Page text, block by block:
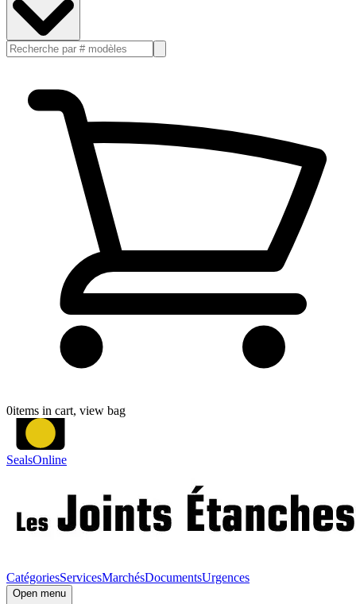
0items in cart, view bag
SealsOnline
CatégoriesServicesMarchésDocumentsUrgences
Open menu